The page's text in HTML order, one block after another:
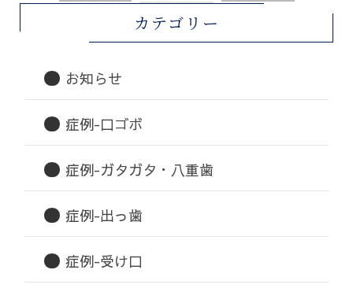
カテゴリー
お知らせ
症例-口ゴボ
症例-ガタガタ・八重歯
症例-出っ歯
症例-受け口